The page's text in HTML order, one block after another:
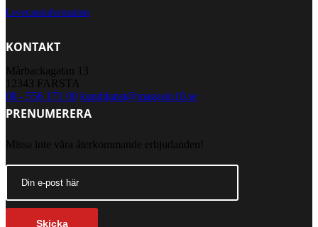
Leveransinformation
KONTAKT
Mårbackagatan 13
12343 FARSTA
08 - 556 171 00 kundtjanst@magasin10.se
PRENUMERERA
Missa inte våra återkommande erbjudanden!
Skicka